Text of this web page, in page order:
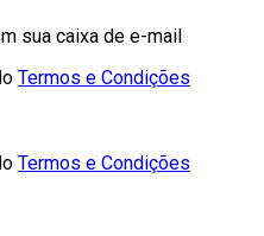
sua caixa de e-mail
Termos e Condições
Termos e Condições